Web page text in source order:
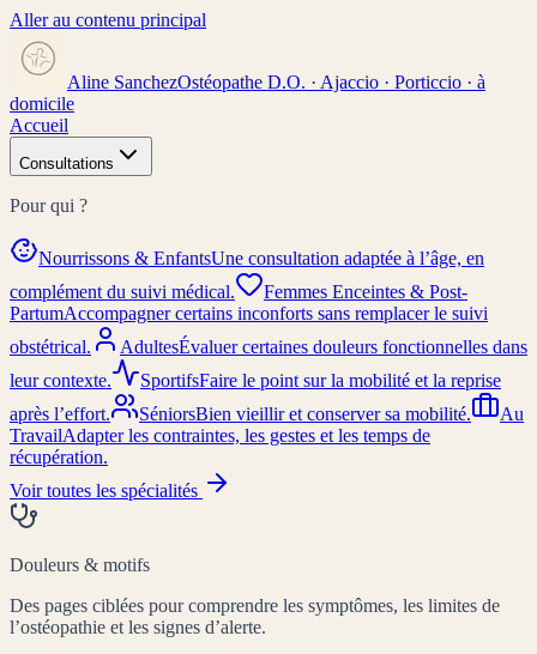
Aller au contenu principal
Aline SanchezOstéopathe D.O. · Ajaccio · Porticcio · à
domicile
Accueil
Consultations
Pour qui ?
Nourrissons & EnfantsUne consultation adaptée à l’âge, en
complément du suivi médical.
Femmes Enceintes & Post-
PartumAccompagner certains inconforts sans remplacer le suivi
obstétrical.
AdultesÉvaluer certaines douleurs fonctionnelles dans
leur contexte.
SportifsFaire le point sur la mobilité et la reprise
après l’effort.
SéniorsBien vieillir et conserver sa mobilité.
Au
TravailAdapter les contraintes, les gestes et les temps de
récupération.
Voir toutes les spécialités
Douleurs & motifs
Des pages ciblées pour comprendre les symptômes, les limites de
l’ostéopathie et les signes d’alerte.